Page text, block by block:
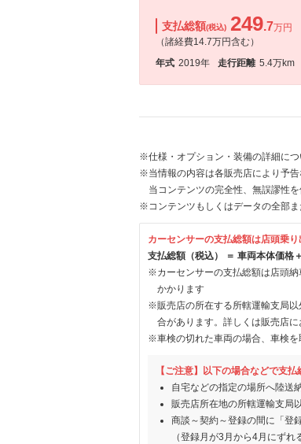
支払総額(税込) 249.7万円
（諸経費14.7万円含む）
年式 2019年 走行距離 5.4万km
※仕様・オプション・装備の詳細につ
※当情報の内容は各販売店により予
当コンテンツの完全性、無誤謬性
※コンテンツもしくはデータの全部ま
カーセンサーの支払総額は店頭乗
支払総額（税込） ＝ 車両本体価格
※カーセンサーの支払総額は店頭
かかります
※販売店の所在する所轄運輸支局
合があります。詳しくは販売店
※車検の切れた車両の場合、車検
【ご注意】以下の場合などで支
自宅などの指定の場所へ陸送
販売店所在地の所轄運輸支局
商談～契約～登録の間に「登
（登録月が3月から4月にずれ